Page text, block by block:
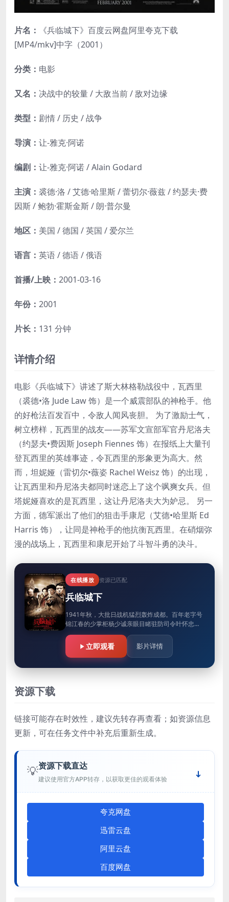
片名：
《兵临城下》百度云网盘阿里夸克下载
[MP4/mkv]中字（2001）
分类： 电影
又名： 决战中的较量 / 大敌当前 / 敌对边缘
类型： 剧情 / 历史 / 战争
导演： 让-雅克·阿诺
编剧： 让-雅克·阿诺 / Alain Godard
主演： 裘德·洛 / 艾德·哈里斯 / 蕾切尔·薇兹 / 约瑟夫·费
因斯 / 鲍勃·霍斯金斯 / 朗·普尔曼
地区： 美国 / 德国 / 英国 / 爱尔兰
语言： 英语 / 德语 / 俄语
首播/上映： 2001-03-16
年份： 2001
片长： 131 分钟
详情介绍
电影《兵临城下》讲述了斯大林格勒战役中，瓦西里
（裘德•洛 Jude Law 饰）是一个威震部队的神枪手。他
的好枪法百发百中，令敌人闻风丧胆。 为了激励士气，
树立榜样，瓦西里的战友——苏军文宣部军官丹尼洛夫
（约瑟夫•费因斯 Joseph Fiennes 饰）在报纸上大量刊
登瓦西里的英雄事迹，令瓦西里的形象更为高大。然
而，坦妮娅（雷切尔•薇姿 Rachel Weisz 饰）的出现，
让瓦西里和丹尼洛夫都同时迷恋上了这个飒爽女兵。但
塔妮娅喜欢的是瓦西里，这让丹尼洛夫大为妒忌。 另一
方面，德军派出了他们的狙击手康尼（艾德•哈里斯 Ed
Harris 饰），让同是神枪手的他抗衡瓦西里。在硝烟弥
漫的战场上，瓦西里和康尼开始了斗智斗勇的决斗。
在线播放 资源已匹配
兵临城下
1941年秋，大批日战机猛烈轰炸成都。百年老字号
锦江春的少掌柜杨少诚亲眼目睹驻防司令叶怀忠的
吉普车发生大爆炸。叶司令当场炸死，副官凌辉浑
身是血受了重伤。少诚送他…
立即观看 影片详情
资源下载
链接可能存在时效性，建议先转存再查看；如资源信息
更新，可在任务文件中补充后重新生成。
💡资源下载直达
建议使用官方APP转存，以获取更佳的观看体验
夸克网盘
迅雷云盘
阿里云盘
百度网盘